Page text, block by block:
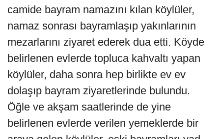
camide bayram namazını kılan köylüler,
namaz sonrası bayramlaşıp yakınlarının
mezarlarını ziyaret ederek dua etti. Köyde
belirlenen evlerde topluca kahvaltı yapan
köylüler, daha sonra hep birlikte ev ev
dolaşıp bayram ziyaretlerinde bulundu.
Öğle ve akşam saatlerinde de yine
belirlenen evlerde verilen yemeklerde bir